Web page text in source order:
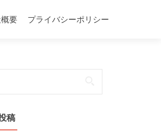
要 プライバシーポリシー
稿